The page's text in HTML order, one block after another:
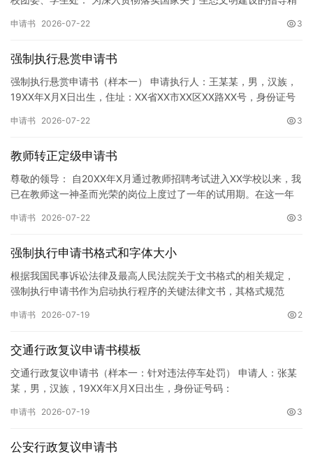
申请书 2026-07-22 3
强制执行悬赏申请书
强制执行悬赏申请书（样本一） 申请执行人：王某某，男，汉族，
19XX年X月X日出生，住址：XX省XX市XX区XX路XX号，身份证号
申请书 2026-07-22 3
教师转正定级申请书
尊敬的领导： 自20XX年X月通过教师招聘考试进入XX学校以来，我
已在教师这一神圣而光荣的岗位上度过了一年的试用期。在这一年
申请书 2026-07-22 3
强制执行申请书格式和字体大小
根据我国民事诉讼法律及最高人民法院关于文书格式的相关规定，
强制执行申请书作为启动执行程序的关键法律文书，其格式规范
纸张与…
申请书 2026-07-19 2
交通行政复议申请书模板
交通行政复议申请书（样本一：针对违法停车处罚） 申请人：张某
某，男，汉族，19XX年X月X日出生，身份证号码：
申请书 2026-07-19 3
公安行政复议申请书